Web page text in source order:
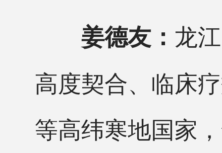
姜德友： 龙
高度契合、临床
等高纬寒地国家